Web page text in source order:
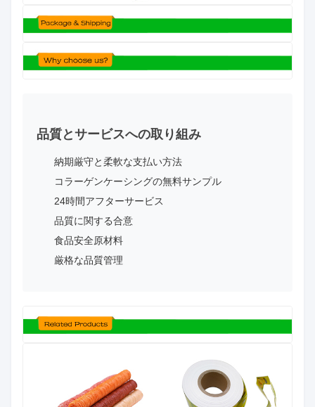
品質とサービスへの取り組み
納期厳守と柔軟な支払い方法
コラーゲンケーシングの無料サンプル
24時間アフターサービス
品質に関する合意
食品安全原材料
厳格な品質管理